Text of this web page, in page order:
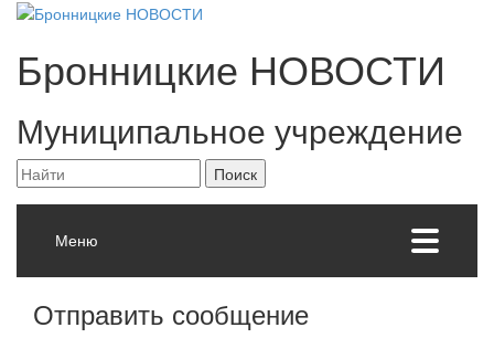
Бронницкие НОВОСТИ
Муниципальное учреждение
Меню
Отправить сообщение